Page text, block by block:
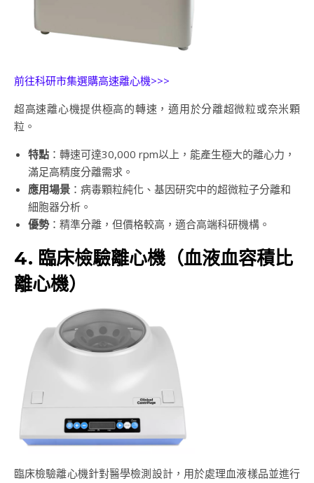
前往科研市集選購高速離心機>>>
超高速離心機提供極高的轉速，適用於分離超微粒或奈米顆
粒。
特點 ：轉速可達30,000 rpm以上，能產生極大的離心力，
滿足高精度分離需求。
應用場景 ：病毒顆粒純化、基因研究中的超微粒子分離和
細胞器分析。
優勢：精準分離，但價格較高，適合高端科研機構。
4. 臨床檢驗離心機（血液血容積比
離心機）
臨床檢驗離心機針對醫學檢測設計，用於處理血液樣品並進行